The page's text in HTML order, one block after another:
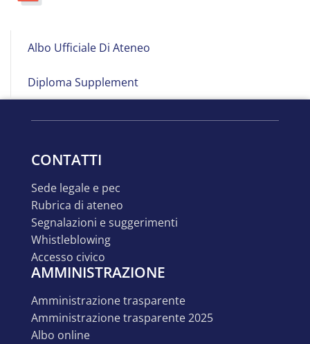
Albo
Albo Ufficiale Di Ateneo
Diploma Supplement
CONTATTI
sede legale e pec
rubrica di ateneo
segnalazioni e suggerimenti
whistleblowing
accesso civico
AMMINISTRAZIONE
amministrazione trasparente
amministrazione trasparente 2025
albo online